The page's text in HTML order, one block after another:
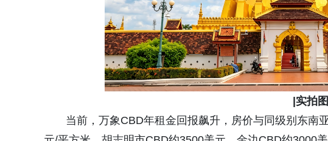
|实拍图
当前，万象CBD年租金回报飙升，房价与同级别东南